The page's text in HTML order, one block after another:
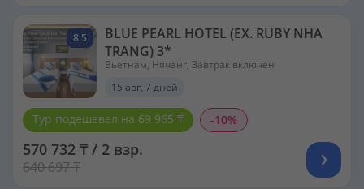
8.5
BLUE PEARL HOTEL (EX. RUBY NHA
TRANG) 3*
Вьетнам, Нячанг, Завтрак включен
15 авг, 7 дней
Тур подешевел на 69 965 ₸ -10%
570 732 ₸ / 2 взр.
640 697 ₸